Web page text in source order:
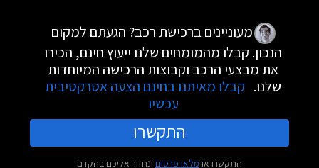
מעוניינים ברכישת רכב? הגעתם למקום
הנכון. קבלו מהמומחים שלנו ייעוץ חינם, הכירו
את מבצעי הרכב וקבוצות הרכישה המיוחדות
שלנו. קבלו מאיתנו בחינם הצעה אטרקטיבית
עכשיו
התקשרו
התקשרו או מלאו פרטים ונחזור אליכם בהקדם